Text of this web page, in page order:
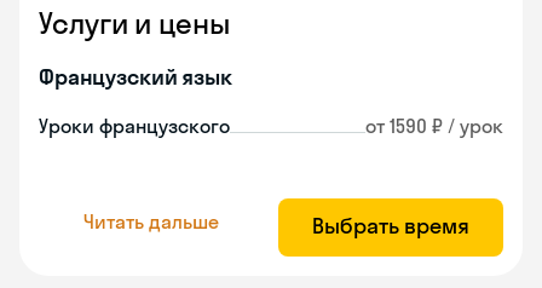
Услуги и цены
Французский язык
Уроки французского от 1590 ₽ / урок
Читать дальше Выбрать время